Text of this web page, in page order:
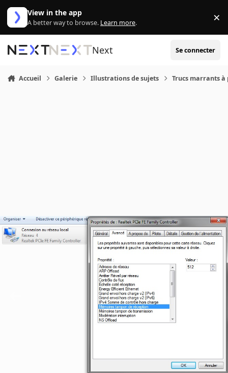
Aller au contenu
View in the app
A better way to browse. Learn more. ×
Next Se connecter
Accueil Galerie Illustrations de sujets Trucs marrants